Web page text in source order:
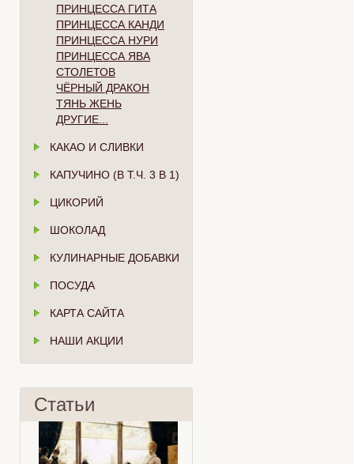
ПРИНЦЕССА ГИТА
ПРИНЦЕССА КАНДИ
ПРИНЦЕССА НУРИ
ПРИНЦЕССА ЯВА
СТОЛЕТОВ
ЧЁРНЫЙ ДРАКОН
ТЯНЬ ЖЕНЬ
ДРУГИЕ...
КАКАО И СЛИВКИ
КАПУЧИНО (В Т.Ч. 3 В 1)
ЦИКОРИЙ
ШОКОЛАД
КУЛИНАРНЫЕ ДОБАВКИ
ПОСУДА
КАРТА САЙТА
НАШИ АКЦИИ
Статьи